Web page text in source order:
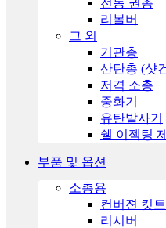
전동 권총
리볼버
그 외
기관총
산탄총 (샷
저격 소총
중화기
유탄발사기
쉘 이젝팅
부품 및 옵션
소총용
컨버젼 킷트
리시버